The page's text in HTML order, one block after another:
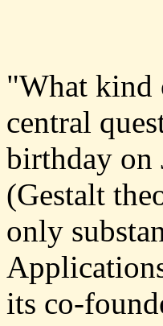
"What kind
central
birthday on
(Gestalt
only
its co-